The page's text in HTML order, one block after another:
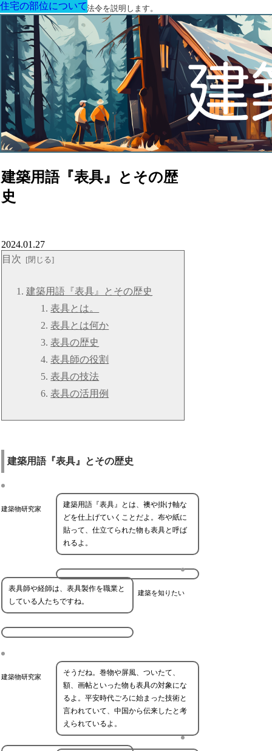
建築に関する用語と関連法令を説明します。
建築用語『表具』とその歴
史
住宅の部位について
2024.01.27
目次
建築用語『表具』とその歴史
表具とは。
表具とは何か
表具の歴史
表具師の役割
表具の技法
表具の活用例
建築用語『表具』とその歴史
建築物研究家
建築用語『表具』とは、襖や掛け軸な
どを仕上げていくことだよ。布や紙に
貼って、仕立てられた物も表具と呼ば
れるよ。
建築を知りたい
表具師や経師は、表具製作を職業と
している人たちですね。
建築物研究家
そうだね。巻物や屏風、ついたて、
額、画帖といった物も表具の対象にな
るよ。平安時代ごろに始まった技術と
言われていて、中国から伝来したと考
えられているよ。
住宅の部位について
住宅の部位について
住宅の部位について
住宅の部位について
住宅の部位について
住宅の部位について